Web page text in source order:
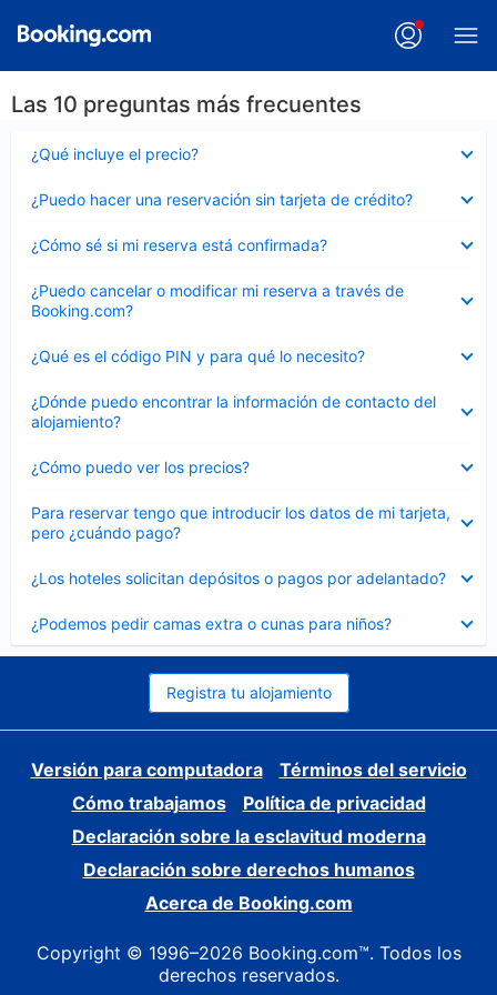
Las 10 preguntas más frecuentes
¿Qué incluye el precio?
cerrado
¿Puedo hacer una reservación sin tarjeta de crédito?
cerrado
¿Cómo sé si mi reserva está confirmada?
cerrado
¿Puedo cancelar o modificar mi reserva a través de
Booking.com?
cerrado
¿Qué es el código PIN y para qué lo necesito?
cerrado
¿Dónde puedo encontrar la información de contacto del
alojamiento?
cerrado
¿Cómo puedo ver los precios?
cerrado
Para reservar tengo que introducir los datos de mi tarjeta,
pero ¿cuándo pago?
cerrado
¿Los hoteles solicitan depósitos o pagos por adelantado?
cerrado
¿Podemos pedir camas extra o cunas para niños?
cerrado
Registra tu alojamiento
Versión para computadora
Términos del servicio
Cómo trabajamos
Política de privacidad
Declaración sobre la esclavitud moderna
Declaración sobre derechos humanos
Acerca de Booking.com
Copyright © 1996–2026 Booking.com™. Todos los
derechos reservados.